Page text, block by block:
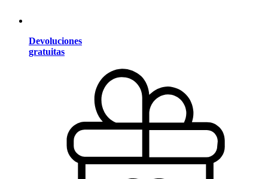
Devoluciones
gratuitas